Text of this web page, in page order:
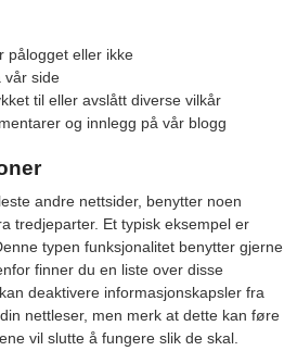
pålogget eller ikke
vår side
til eller avslått diverse vilkår
og innlegg på vår blogg
andre nettsider, benytter noen
tredjeparter. Et typisk eksempel er
typen funksjonalitet benytter gjerne
finner du en liste over disse
deaktivere informasjonskapsler fra
nettleser, men merk at dette kan føre
vil slutte å fungere slik de skal.